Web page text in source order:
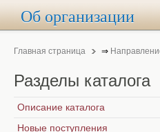
Об организации
Главная страница ⇒
Разделы каталога
Описание каталога
Новые поступления